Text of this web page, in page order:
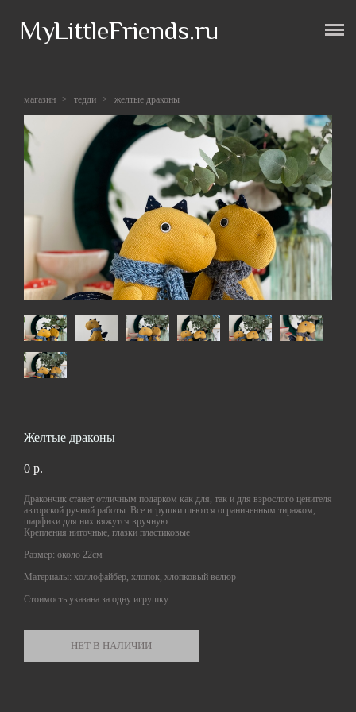
Магазин
Доставка и Оплата
- Корзина (0)-
MyLittleFriends.ru
магазин > тедди > желтые драконы
Желтые драконы
0 p.
Дракончик станет отличным подарком как для, так и для взрослого ценителя
авторской ручной работы. Все игрушки шьются ограниченным тиражом,
шарфики для них вяжутся вручную.
Крепления ниточные, глазки пластиковые
Размер: около 22см
Материалы: холлофайбер, хлопок, хлопковый велюр
Стоимость указана за одну игрушку
НЕТ В НАЛИЧИИ